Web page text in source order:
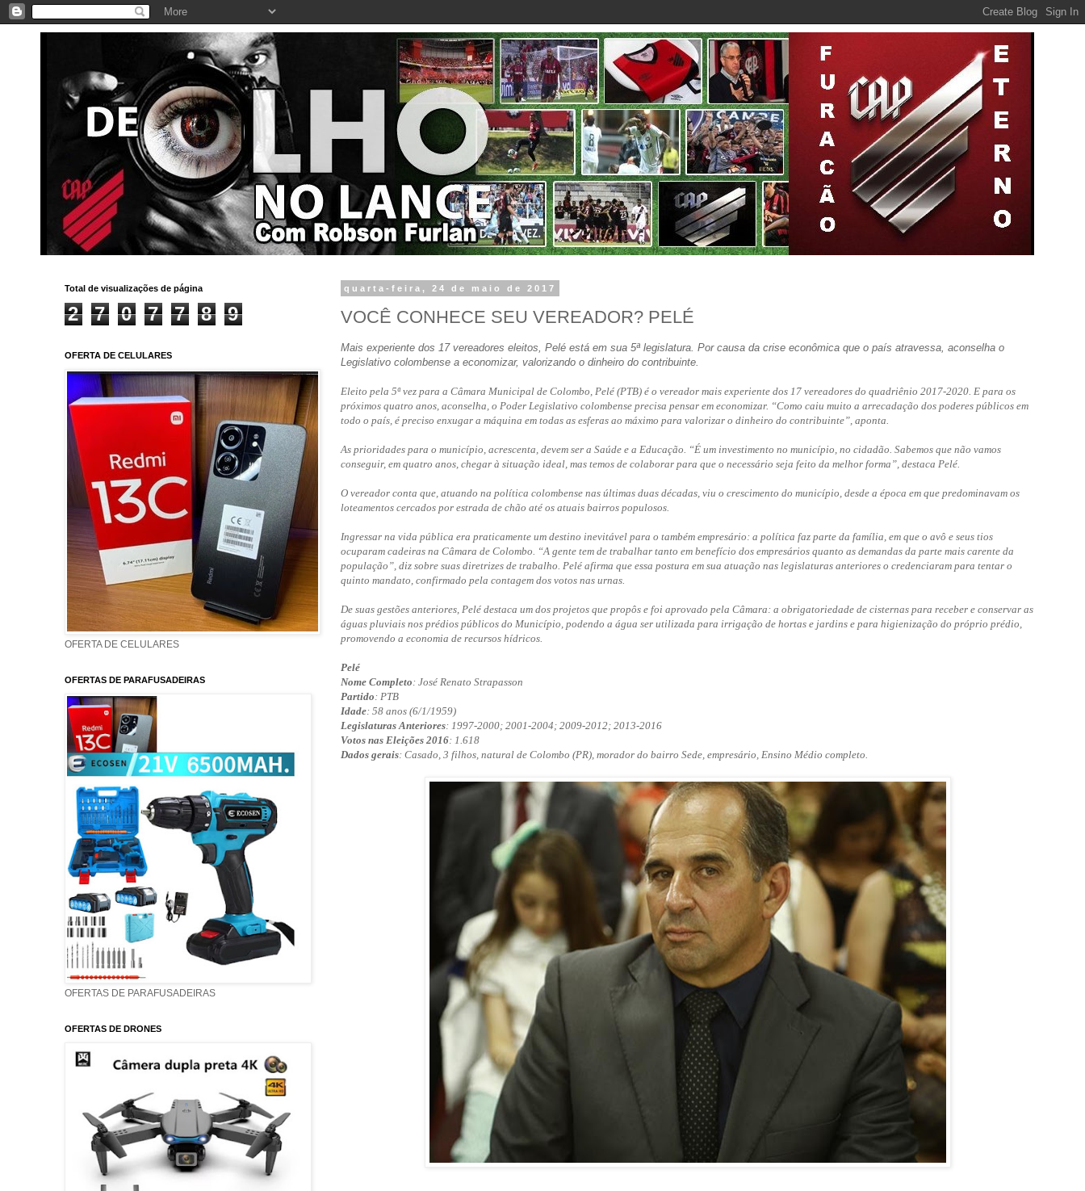
quarta-feira, 24 de maio de 2017
VOCÊ CONHECE SEU VEREADOR? PELÉ
Mais experiente dos 17 vereadores eleitos, Pelé está em sua 5ª legislatura. Por causa da crise econômica que o país atravessa, aconselha o
Legislativo colombense a economizar, valorizando o dinheiro do contribuinte.
Eleito pela 5ª vez para a Câmara Municipal de Colombo, Pelé (PTB) é o vereador mais experiente dos 17 vereadores do quadriênio 2017-2020. E para os
próximos quatro anos, aconselha, o Poder Legislativo colombense precisa pensar em economizar. “Como caiu muito a arrecadação dos poderes públicos em
todo o país, é preciso enxugar a máquina em todas as esferas ao máximo para valorizar o dinheiro do contribuinte”, aponta.
As prioridades para o município, acrescenta, devem ser a Saúde e a Educação. “É um investimento no município, no cidadão. Sabemos que não vamos
conseguir, em quatro anos, chegar à situação ideal, mas temos de colaborar para que o necessário seja feito da melhor forma”, destaca Pelé.
O vereador conta que, atuando na política colombense nas últimas duas décadas, viu o crescimento do município, desde a época em que predominavam os
loteamentos cercados por estrada de chão até os atuais bairros populosos.
Ingressar na vida pública era praticamente um destino inevitável para o também empresário: a política faz parte da família, em que o avô e seus tios
ocuparam cadeiras na Câmara de Colombo. “A gente tem de trabalhar tanto em benefício dos empresários quanto as demandas da parte mais carente da
população”, diz sobre suas diretrizes de trabalho. Pelé afirma que essa postura em sua atuação nas legislaturas anteriores o credenciaram para tentar o
quinto mandato, confirmado pela contagem dos votos nas urnas.
De suas gestões anteriores, Pelé destaca um dos projetos que propôs e foi aprovado pela Câmara: a obrigatoriedade de cisternas para receber e conservar as
águas pluviais nos prédios públicos do Município, podendo a água ser utilizada para irrigação de hortas e jardins e para higienização do próprio prédio,
promovendo a economia de recursos hídricos.
Pelé
Nome Completo : José Renato Strapasson
Partido : PTB
Idade: 58 anos (6/1/1959)
Legislaturas Anteriores: 1997-2000; 2001-2004; 2009-2012; 2013-2016
Votos nas Eleições 2016: 1.618
Dados gerais: Casado, 3 filhos, natural de Colombo (PR), morador do bairro Sede, empresário, Ensino Médio completo.
Total de visualizações de página
2 7 0 7 7 8 9
OFERTA DE CELULARES
OFERTA DE CELULARES
OFERTAS DE PARAFUSADEIRAS
OFERTAS DE PARAFUSADEIRAS
OFERTAS DE DRONES